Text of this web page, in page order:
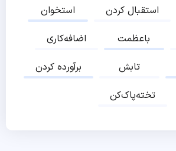
استخوان
استقبال کردن
اضافه‌کاری
باعظمت
برآورده کردن
تابش
تخته‌پاک‌کن